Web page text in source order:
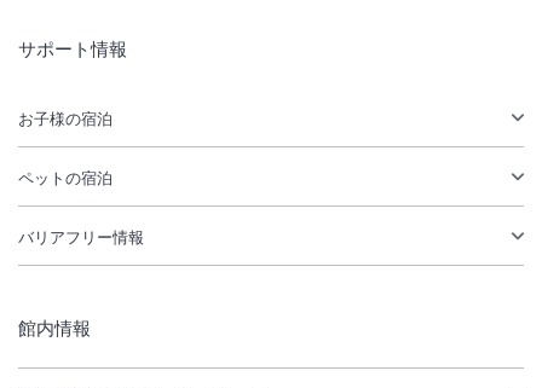
サポート情報
お子様の宿泊
ペットの宿泊
バリアフリー情報
館内情報